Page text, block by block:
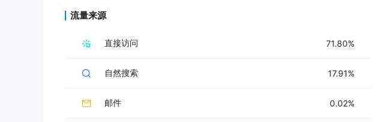
流量来源
直接访问 71.80%
自然搜索 17.91%
邮件 0.02%